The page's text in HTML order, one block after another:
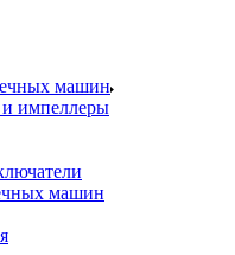
машин
и импеллеры
машин